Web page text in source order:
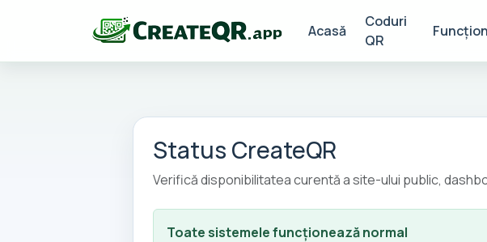
Acasă
Coduri
QR
Status CreateQR
Verifică disponibilitatea curentă a site-ului public,
Toate sistemele funcționează normal